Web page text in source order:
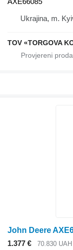
Ukrajina, m.
TOV «TORGOVA
1.377 € 70.830 UAH